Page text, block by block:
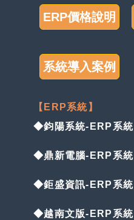
ERP價格說明
系統導入案例
【ERP系統】
◆鈞陽系統-ERP系統
◆鼎新電腦-ERP系統
◆鉅盛資訊-ERP系統
◆越南文版-ERP系統